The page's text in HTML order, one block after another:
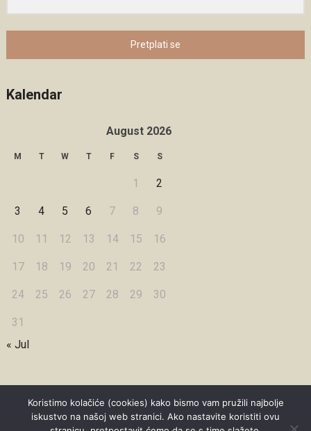
Pretplati se
Kalendar
August 2026
M T W T F S S
1 2
3 4 5 6 7 8 9
10 11 12 13 14 15 16
17 18 19 20 21 22 23
24 25 26 27 28 29 30
31
« Jul
Copyright © 2026 Under Dreamskies
Koristimo kolačiće (cookies) kako bismo vam pružili najbolje
iskustvo na našoj web stranici. Ako nastavite koristiti ovu